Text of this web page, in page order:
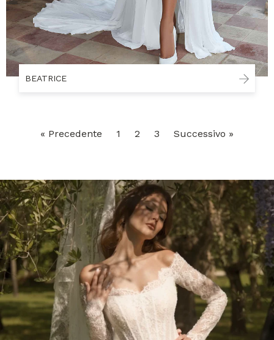
BEATRICE
« Precedente 1 2 3 Successivo »